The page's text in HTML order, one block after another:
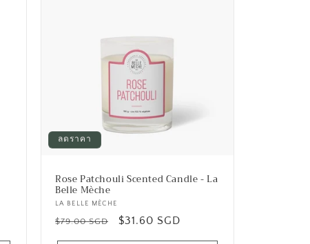
ลดราคา
Rose Patchouli Scented Candle - La
Belle Mèche
เวน
เด
LA BELLE MÈCHE
ราคา
$79.00 SGD
ราคา
$31.60 SGD